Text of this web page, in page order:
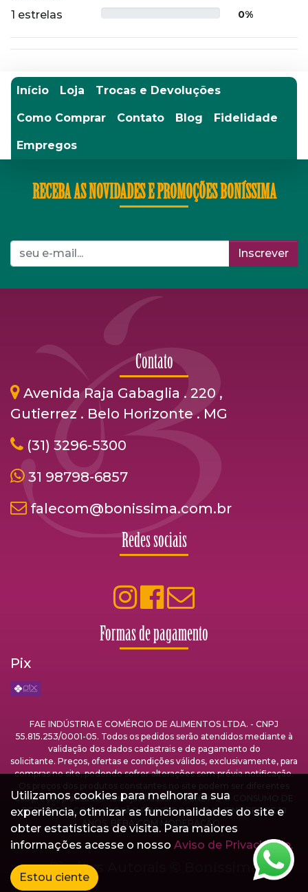
1 estrelas 0%
Início Loja Trocas e Devoluções
Como Comprar Contato Blog Fidelidade
Empregos
RECEBA AS NOVIDADES E PROMOÇÕES BONÍSSIMA
Inscrever
Contato
Avenida Raja Gabaglia . 220 ,
Gutierrez . Belo Horizonte . MG
(31) 3296-5300
31 98798-6857
falecom@bonissima.com.br
Redes sociais
Formas de pagamento
Pix
FAE INDÚSTRIA E COMÉRCIO DE ALIMENTOS LTDA. - CNPJ
55.815.253/0001-05. Todos os pedidos serão atendidos mediante à
validação dos dados cadastrais e de pagamento do
solicitante. Preços, ofertas e condições válidos, exclusivamente, para
compras no site, podendo sofrer alterações sem prévia notificação.
dos preços praticados nas lojas físicas. A VENDA E O CONSUMO DE
BEBIDAS ALCOÓLICAS SÃO PROIBIDOS PARA MENORES DE 18
ANOS. BEBA COM MODERAÇÃO.
Direitos Autorais © Boníssima
Utilizamos cookies para melhorar a sua
experiência, otimizar as funcionalidades do site e
obter estatísticas de visita. Para maiores
informações acesse o nosso Aviso de Privacidade.
Estou ciente